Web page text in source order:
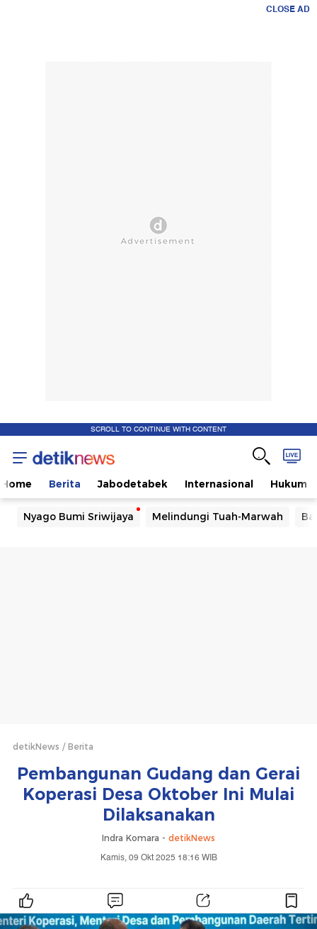
CLOSE AD
SCROLL TO CONTINUE WITH CONTENT
Home Berita Jabodetabek Internasional Hukum
Nyago Bumi Sriwijaya Melindungi Tuah-Marwah
detikNews Berita
Pembangunan Gudang dan Gerai
Koperasi Desa Oktober Ini Mulai
Dilaksanakan
Indra Komara - detikNews
Kamis, 09 Okt 2025 18:16 WIB